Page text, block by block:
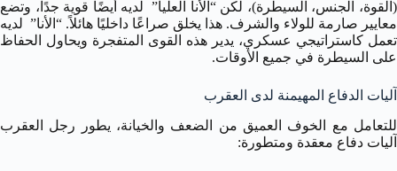
(القوة، الجنس، السيطرة)، لكن “الأنا العليا” لديه أيضًا قوية جدًا، وتضع
معايير صارمة للولاء والشرف. هذا يخلق صراعًا داخليًا هائلاً. “الأنا” لديه
تعمل كاستراتيجي عسكري، يدير هذه القوى المتفجرة ويحاول الحفاظ
على السيطرة في جميع الأوقات.
آليات الدفاع المهيمنة لدى العقرب
للتعامل مع الخوف العميق من الضعف والخيانة، يطور رجل العقرب
آليات دفاع معقدة ومتطورة: